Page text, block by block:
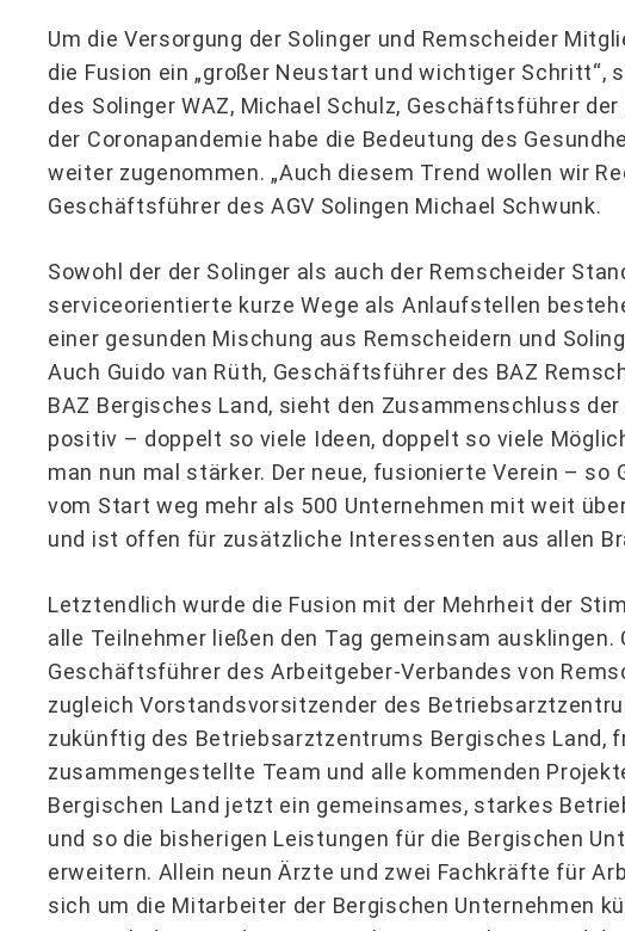
Um die Versorgung der Solinger und Remscheider
die Fusion ein „großer Neustart und wichtiger Schritt“,
des Solinger WAZ, Michael Schulz, Geschäftsführer
der Coronapandemie habe die Bedeutung des
weiter zugenommen. „Auch diesem Trend wollen wir
Geschäftsführer des AGV Solingen Michael Schwunk.
Sowohl der der Solinger als auch der Remscheider
serviceorientierte kurze Wege als Anlaufstellen
einer gesunden Mischung aus Remscheidern und
Auch Guido van Rüth, Geschäftsführer des BAZ
BAZ Bergisches Land, sieht den Zusammenschluss
positiv – doppelt so viele Ideen, doppelt so viele
man nun mal stärker. Der neue, fusionierte Verein – so
vom Start weg mehr als 500 Unternehmen mit weit
und ist offen für zusätzliche Interessenten aus allen
Letztendlich wurde die Fusion mit der Mehrheit der
alle Teilnehmer ließen den Tag gemeinsam ausklingen.
Geschäftsführer des Arbeitgeber-Verbandes von
zugleich Vorstandsvorsitzender des
zukünftig des Betriebsarztzentrums Bergisches Land,
zusammengestellte Team und alle kommenden
Bergischen Land jetzt ein gemeinsames, starkes
und so die bisherigen Leistungen für die Bergischen
erweitern. Allein neun Ärzte und zwei Fachkräfte für
sich um die Mitarbeiter der Bergischen Unternehmen